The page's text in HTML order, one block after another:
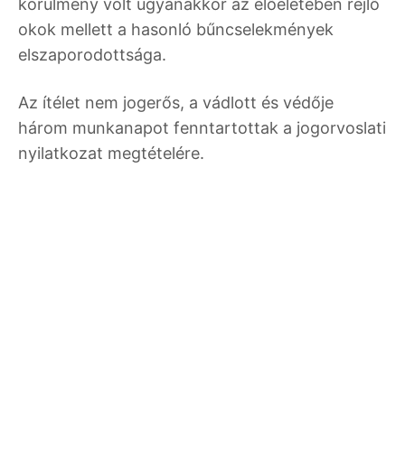
körülmény volt ugyanakkor az előéletében rejlő
okok mellett a hasonló bűncselekmények
elszaporodottsága.
Az ítélet nem jogerős, a vádlott és védője
három munkanapot fenntartottak a jogorvoslati
nyilatkozat megtételére.